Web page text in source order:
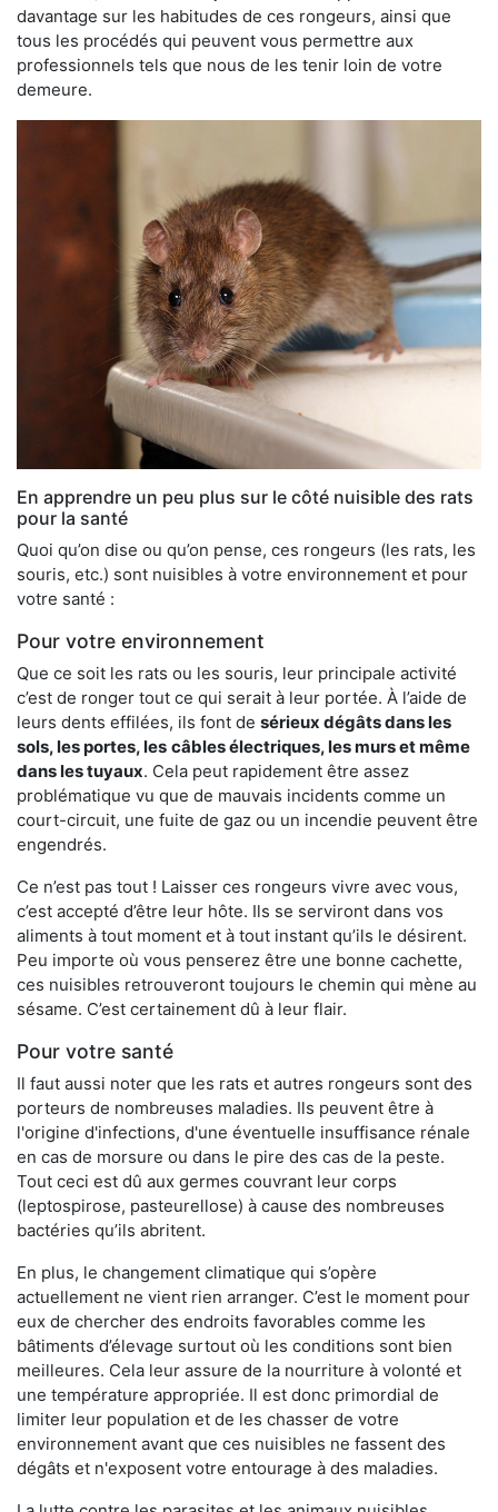
davantage sur les habitudes de ces rongeurs, ainsi que
tous les procédés qui peuvent vous permettre aux
professionnels tels que nous de les tenir loin de votre
demeure.
En apprendre un peu plus sur le côté nuisible des rats
pour la santé
Quoi qu’on dise ou qu’on pense, ces rongeurs (les rats, les
souris, etc.) sont nuisibles à votre environnement et pour
votre santé :
Pour votre environnement
Que ce soit les rats ou les souris, leur principale activité
c’est de ronger tout ce qui serait à leur portée. À l’aide de
leurs dents effilées, ils font de sérieux dégâts dans les
sols, les portes, les câbles électriques, les murs et même
dans les tuyaux. Cela peut rapidement être assez
problématique vu que de mauvais incidents comme un
court-circuit, une fuite de gaz ou un incendie peuvent être
engendrés.
Ce n’est pas tout ! Laisser ces rongeurs vivre avec vous,
c’est accepté d’être leur hôte. Ils se serviront dans vos
aliments à tout moment et à tout instant qu’ils le désirent.
Peu importe où vous penserez être une bonne cachette,
ces nuisibles retrouveront toujours le chemin qui mène au
sésame. C’est certainement dû à leur flair.
Pour votre santé
Il faut aussi noter que les rats et autres rongeurs sont des
porteurs de nombreuses maladies. Ils peuvent être à
l'origine d'infections, d'une éventuelle insuffisance rénale
en cas de morsure ou dans le pire des cas de la peste.
Tout ceci est dû aux germes couvrant leur corps
(leptospirose, pasteurellose) à cause des nombreuses
bactéries qu’ils abritent.
En plus, le changement climatique qui s’opère
actuellement ne vient rien arranger. C’est le moment pour
eux de chercher des endroits favorables comme les
bâtiments d’élevage surtout où les conditions sont bien
meilleures. Cela leur assure de la nourriture à volonté et
une température appropriée. Il est donc primordial de
limiter leur population et de les chasser de votre
environnement avant que ces nuisibles ne fassent des
dégâts et n'exposent votre entourage à des maladies.